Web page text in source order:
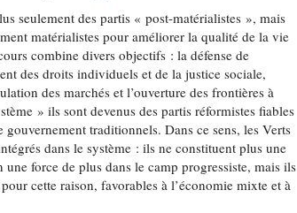
seulement des partis « post-matérialistes », mais
matérialistes pour améliorer la qualité de la vie
combine divers objectifs : la défense de
des droits individuels et de la justice sociale,
des marchés et l’ouverture des frontières à
» ils sont devenus des partis réformistes fiables
gouvernement traditionnels. Dans ce sens, les Verts
dans le système : ils ne constituent plus une
force de plus dans le camp progressiste, mais ils
cette raison, favorables à l’économie mixte et à